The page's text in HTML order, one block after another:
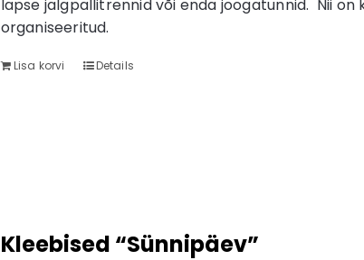
lapse jalgpallitrennid või enda joogatunnid. Nii
organiseeritud.
Lisa korvi Details
Kleebised “Sünnipäev”